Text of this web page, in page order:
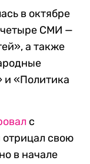
в октябре
четыре СМИ —
а также
и «Политика
с
свою
в начале